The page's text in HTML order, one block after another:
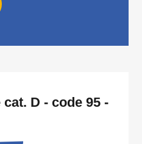
D - code 95 -